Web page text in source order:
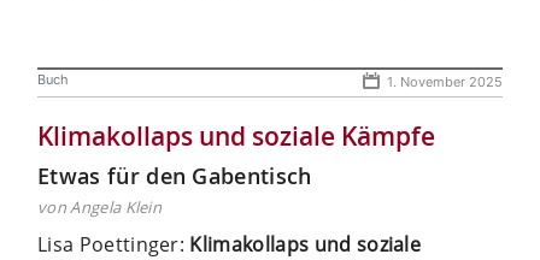
Buch 1. November 2025
Klimakollaps und soziale Kämpfe
Etwas für den Gabentisch
von Angela Klein
Lisa Poettinger: Klimakollaps und soziale